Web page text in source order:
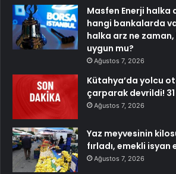
Masfen Enerji halka
hangi bankalarda
halka arz ne zaman,
uygun mu?
Ağustos 7, 2026
Kütahya’da yolcu
çarparak devrildi!
Ağustos 7, 2026
Yaz meyvesinin
fırladı, emekli isyan
Ağustos 7, 2026